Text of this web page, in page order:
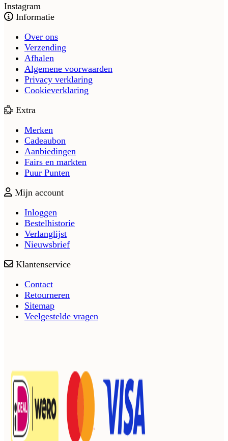
Instagram
Informatie
Over ons
Verzending
Afhalen
Algemene voorwaarden
Privacy verklaring
Cookieverklaring
Extra
Merken
Cadeaubon
Aanbiedingen
Fairs en markten
Puur Punten
Mijn account
Inloggen
Bestelhistorie
Verlanglijst
Nieuwsbrief
Klantenservice
Contact
Retourneren
Sitemap
Veelgestelde vragen